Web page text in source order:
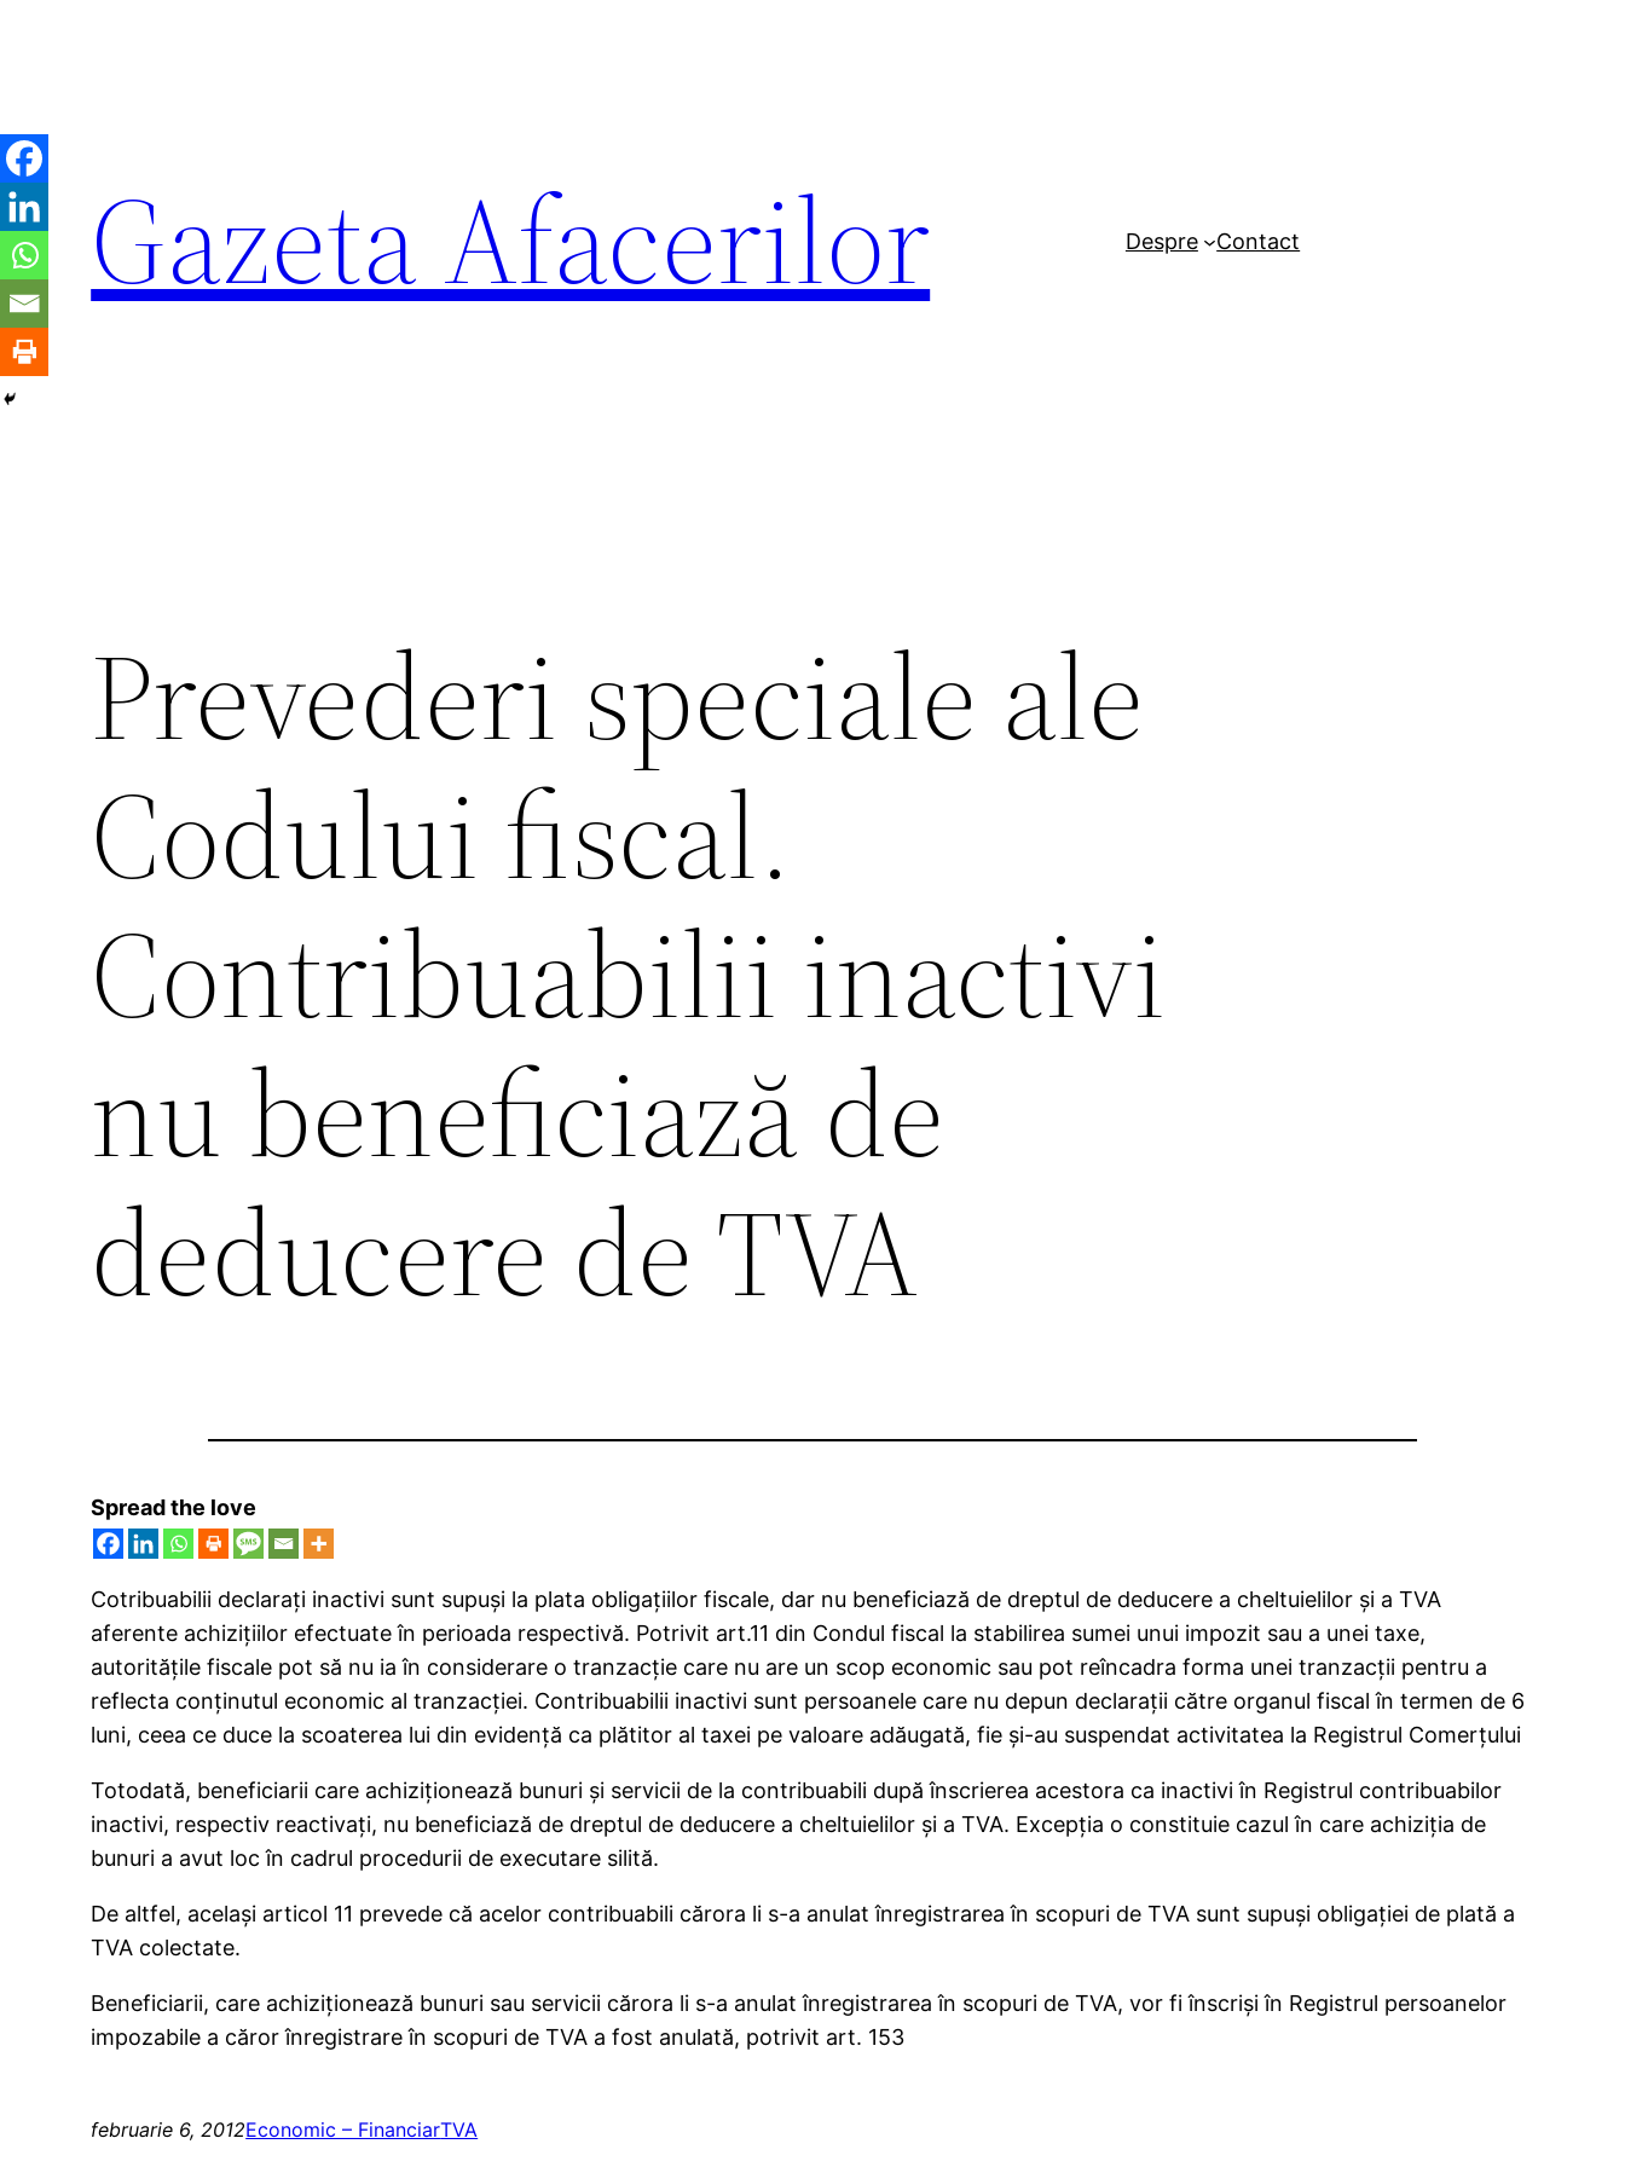
Gazeta Afacerilor Despre Contact
Prevederi speciale ale
Codului fiscal.
Contribuabilii inactivi
nu beneficiază de
deducere de TVA
Spread the love
Cotribuabilii declaraţi inactivi sunt supuşi la plata obligaţiilor fiscale, dar nu beneficiază de dreptul de deducere a cheltuielilor şi a TVA
aferente achiziţiilor efectuate în perioada respectivă. Potrivit art.11 din Condul fiscal la stabilirea sumei unui impozit sau a unei taxe,
autorităţile fiscale pot să nu ia în considerare o tranzacţie care nu are un scop economic sau pot reîncadra forma unei tranzacţii pentru a
reflecta conţinutul economic al tranzacţiei. Contribuabilii inactivi sunt persoanele care nu depun declaraţii către organul fiscal în termen de 6
luni, ceea ce duce la scoaterea lui din evidenţă ca plătitor al taxei pe valoare adăugată, fie şi-au suspendat activitatea la Registrul Comerţului
Totodată, beneficiarii care achiziţionează bunuri şi servicii de la contribuabili după înscrierea acestora ca inactivi în Registrul contribuabilor
inactivi, respectiv reactivaţi, nu beneficiază de dreptul de deducere a cheltuielilor şi a TVA. Excepţia o constituie cazul în care achiziţia de
bunuri a avut loc în cadrul procedurii de executare silită.
De altfel, acelaşi articol 11 prevede că acelor contribuabili cărora li s-a anulat înregistrarea în scopuri de TVA sunt supuşi obligaţiei de plată a
TVA colectate.
Beneficiarii, care achiziţionează bunuri sau servicii cărora li s-a anulat înregistrarea în scopuri de TVA, vor fi înscrişi în Registrul persoanelor
impozabile a căror înregistrare în scopuri de TVA a fost anulată, potrivit art. 153
februarie 6, 2012Economic – FinanciarTVA